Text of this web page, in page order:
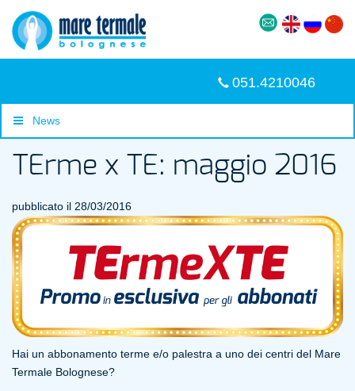
051.4210046
News
TErme x TE: maggio 2016
pubblicato il 28/03/2016
Hai un abbonamento terme e/o palestra a uno dei centri del Mare
Termale Bolognese?